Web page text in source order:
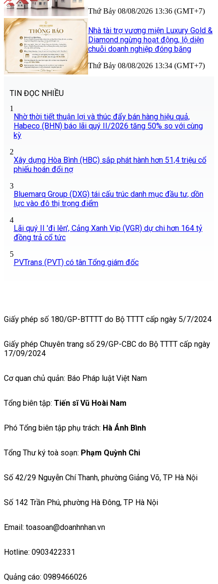
Thứ Bảy 08/08/2026 13:36 (GMT+7)
Nhà tài trợ vương miện Luxury Gold &
Diamond ngừng hoạt động, lộ diện
chuỗi doanh nghiệp đóng băng
Thứ Bảy 08/08/2026 13:34 (GMT+7)
TIN ĐỌC NHIỀU
1
Nhờ thời tiết thuận lợi và thúc đẩy bán hàng hiệu quả,
Habeco (BHN) báo lãi quý II/2026 tăng 50% so với cùng
kỳ
2
Xây dựng Hòa Bình (HBC) sắp phát hành hơn 51,4 triệu cổ
phiếu hoán đổi nợ
3
Bluemarq Group (DXG) tái cấu trúc danh mục đầu tư, dồn
lực vào đô thị trọng điểm
4
Lãi quý II 'đi lên', Cảng Xanh Vip (VGR) dự chi hơn 164 tỷ
đồng trả cổ tức
5
PVTrans (PVT) có tân Tổng giám đốc
Giấy phép số 180/GP-BTTTT do Bộ TTTT cấp ngày 5/7/2024
Giấy phép Chuyên trang số 29/GP-CBC do Bộ TTTT cấp ngày
17/09/2024
Cơ quan chủ quản: Báo Pháp luật Việt Nam
Tổng biên tập: Tiến sĩ Vũ Hoài Nam
Phó Tổng biên tập phụ trách: Hà Ánh Bình
Tổng Thư ký toà soạn: Phạm Quỳnh Chi
Số 42/29 Nguyễn Chí Thanh, phường Giảng Võ, TP Hà Nội
Số 142 Trần Phú, phường Hà Đông, TP Hà Nội
Email: toasoan@doanhnhan.vn
Hotline: 0903422331
Quảng cáo: 0989466026